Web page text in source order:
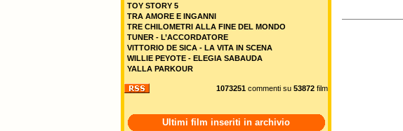
TOY STORY 5
TRA AMORE E INGANNI
TRE CHILOMETRI ALLA FINE DEL MONDO
TUNER - L’ACCORDATORE
VITTORIO DE SICA - LA VITA IN SCENA
WILLIE PEYOTE - ELEGIA SABAUDA
YALLA PARKOUR
1073251 commenti su 53872 film
Ultimi film inseriti in archivio